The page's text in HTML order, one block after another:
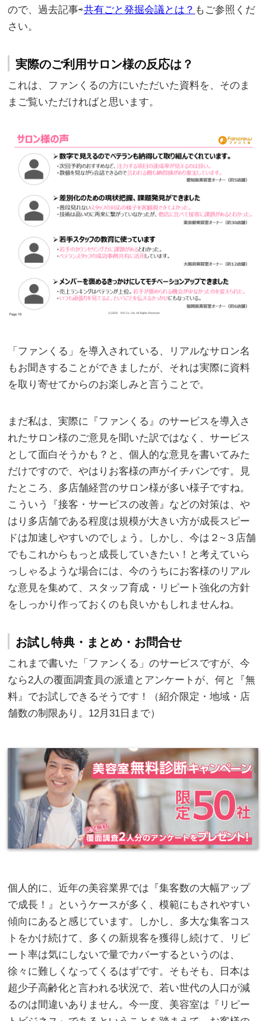
ので、過去記事⇨共有ごと発掘会議とは？ もご参照くだ
さい。
実際のご利用サロン様の反応は？
これは、ファンくるの方にいただいた資料を、そのま
まご覧いただければと思います。
「ファンくる」を導入されている、リアルなサロン名
もお聞きすることができましたが、それは実際に資料
を取り寄せてからのお楽しみと言うことで。
まだ私は、実際に『ファンくる』のサービスを導入さ
れたサロン様のご意見を聞いた訳ではなく、サービス
として面白そうかも？と、個人的な意見を書いてみた
だけですので、やはりお客様の声がイチバンです。見
たところ、多店舗経営のサロン様が多い様子ですね。
こういう『接客・サービスの改善』などの対策は、や
はり多店舗である程度は規模が大きい方が成長スピー
ドは加速しやすいのでしょう。しかし、今は２~３店舗
でもこれからもっと成長していきたい！と考えていら
っしゃるような場合には、今のうちにお客様のリアル
な意見を集めて、スタッフ育成・リピート強化の方針
をしっかり作っておくのも良いかもしれませんね。
お試し特典・まとめ・お問合せ
これまで書いた「ファンくる」のサービスですが、今
なら2人の覆面調査員の派遣とアンケートが、何と『無
料』でお試しできるそうです！（紹介限定・地域・店
舗数の制限あり。12月31日まで）
個人的に、近年の美容業界では『集客数の大幅アップ
で成長！』というケースが多く、模範にもされやすい
傾向にあると感じています。しかし、多大な集客コス
トをかけ続けて、多くの新規客を獲得し続けて、リピ
ート率は気にしないで量でカバーするというのは、
徐々に難しくなってくるはずです。そもそも、日本は
超少子高齢化と言われる状況で、若い世代の人口が減
るのは間違いありません。今一度、美容室は『リピー